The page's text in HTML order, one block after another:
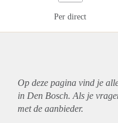
Per direct
Op deze pagina vind je
in Den Bosch. Als je
met de aanbieder.